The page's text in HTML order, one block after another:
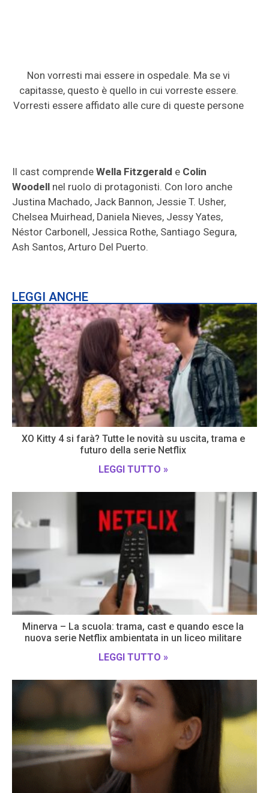
Non vorresti mai essere in ospedale. Ma se vi
capitasse, questo è quello in cui vorreste essere.
Vorresti essere affidato alle cure di queste persone
Il cast comprende Wella Fitzgerald e Colin
Woodell nel ruolo di protagonisti. Con loro anche
Justina Machado, Jack Bannon, Jessie T. Usher,
Chelsea Muirhead, Daniela Nieves, Jessy Yates,
Néstor Carbonell, Jessica Rothe, Santiago Segura,
Ash Santos, Arturo Del Puerto.
LEGGI ANCHE
XO Kitty 4 si farà? Tutte le novità su uscita, trama e
futuro della serie Netflix
LEGGI TUTTO »
Minerva – La scuola: trama, cast e quando esce la
nuova serie Netflix ambientata in un liceo militare
LEGGI TUTTO »